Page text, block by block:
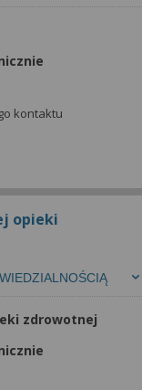
kontaktu
opieki
zdrowotnej